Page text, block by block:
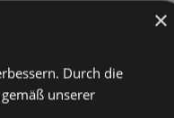
×
Durch die
unserer